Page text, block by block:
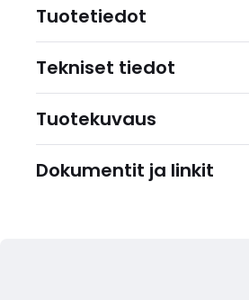
Tuotetiedot
Tekniset tiedot
Tuotekuvaus
Dokumentit ja linkit